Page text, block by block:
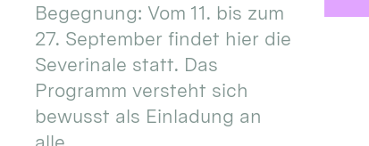
Begegnung: Vom 11. bis zum
27. September findet hier die
Severinale statt. Das
Programm versteht sich
bewusst als Einladung an